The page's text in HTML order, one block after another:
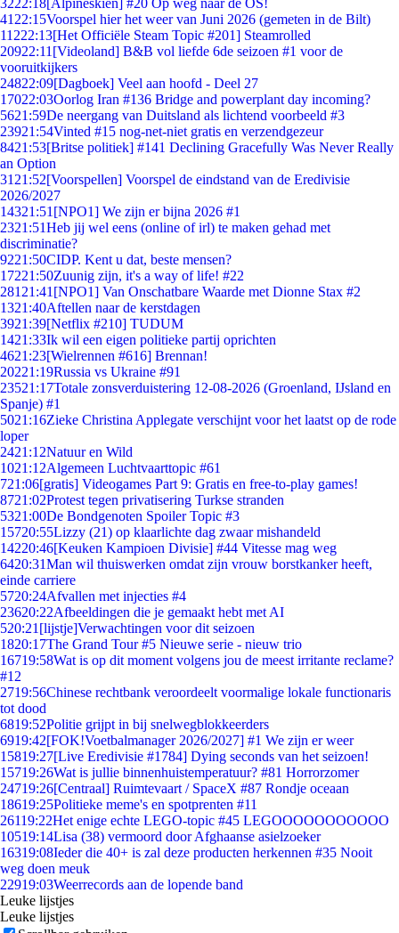
3222:18[Alpineskiën] #20 Op weg naar de OS!
41 22:15Voorspel hier het weer van Juni 2026 (gemeten in de Bilt)
11222:13[Het Officiële Steam Topic #201] Steamrolled
20922:11 [Videoland] B&B vol liefde 6de seizoen #1 voor de
vooruitkijkers
24822:09[Dagboek] Veel aan hoofd - Deel 27
17022:03Oorlog Iran #136 Bridge and powerplant day incoming?
5621:59De neergang van Duitsland als lichtend voorbeeld #3
23921:54Vinted #15 nog-net-niet gratis en verzendgezeur
8421:53[Britse politiek] #141 Declining Gracefully Was Never Really
an Option
31 21:52[Voorspellen] Voorspel de eindstand van de Eredivisie
2026/2027
14321:51 [NPO1] We zijn er bijna 2026 #1
2321:51Heb jij wel eens (online of irl) te maken gehad met
discriminatie?
9221:50CIDP. Kent u dat, beste mensen?
17221:50Zuunig zijn, it's a way of life! #22
281 21:41 [NPO1] Van Onschatbare Waarde met Dionne Stax #2
1321:40Aftellen naar de kerstdagen
3921:39[Netflix #210] TUDUM
1421:33Ik wil een eigen politieke partij oprichten
4621:23[Wielrennen #616] Brennan!
20221:19Russia vs Ukraine #91
23521:17Totale zonsverduistering 12-08-2026 (Groenland, IJsland en
Spanje) #1
5021:16Zieke Christina Applegate verschijnt voor het laatst op de rode
loper
2421:12Natuur en Wild
1021:12Algemeen Luchtvaarttopic #61
721:06[gratis] Videogames Part 9: Gratis en free-to-play games!
8721:02Protest tegen privatisering Turkse stranden
5321:00De Bondgenoten Spoiler Topic #3
15720:55Lizzy (21) op klaarlichte dag zwaar mishandeld
14220:46[Keuken Kampioen Divisie] #44 Vitesse mag weg
6420:31Man wil thuiswerken omdat zijn vrouw borstkanker heeft,
einde carriere
5720:24Afvallen met injecties #4
23620:22Afbeeldingen die je gemaakt hebt met AI
520:21 [lijstje]Verwachtingen voor dit seizoen
1820:17The Grand Tour #5 Nieuwe serie - nieuw trio
16719:58Wat is op dit moment volgens jou de meest irritante reclame?
#12
2719:56Chinese rechtbank veroordeelt voormalige lokale functionaris
tot dood
6819:52Politie grijpt in bij snelwegblokkeerders
6919:42[FOK!Voetbalmanager 2026/2027] #1 We zijn er weer
15819:27[Live Eredivisie #1784] Dying seconds van het seizoen!
15719:26Wat is jullie binnenhuistemperatuur? #81 Horrorzomer
24719:26[Centraal] Ruimtevaart / SpaceX #87 Rondje oceaan
18619:25Politieke meme's en spotprenten #11
26119:22Het enige echte LEGO-topic #45 LEGOOOOOOOOOOO
10519:14Lisa (38) vermoord door Afghaanse asielzoeker
16319:08Ieder die 40+ is zal deze producten herkennen #35 Nooit
weg doen meuk
22919:03Weerrecords aan de lopende band
Leuke lijstjes
Leuke lijstjes